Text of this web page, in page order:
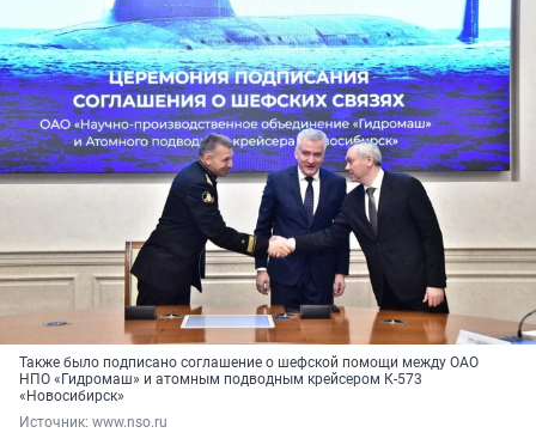
Также было подписано соглашение о шефской помощи между ОАО
НПО «Гидромаш» и атомным подводным крейсером К-573
«Новосибирск»
Источник: www.nso.ru